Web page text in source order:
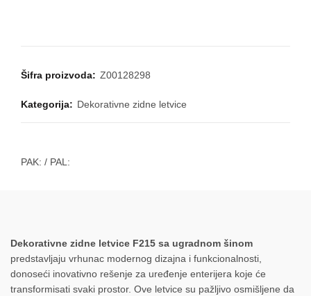
Šifra proizvoda: Z00128298
Kategorija: Dekorativne zidne letvice
PAK: / PAL:
Dekorativne zidne letvice F215 sa ugradnom šinom
predstavljaju vrhunac modernog dizajna i funkcionalnosti,
donoseći inovativno rešenje za uređenje enterijera koje će
transformisati svaki prostor. Ove letvice su pažljivo osmišljene da